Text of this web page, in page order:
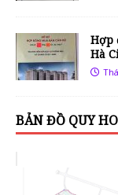
Hợp
Hà
BẢN ĐỒ QUY